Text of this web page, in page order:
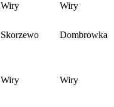
Wiry Wiry
Skorzewo Dombrowka
Wiry Wiry